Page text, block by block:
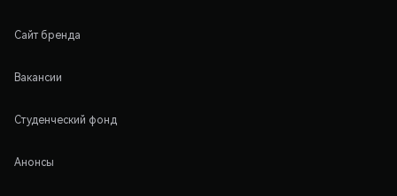
Сайт бренда
Вакансии
Студенческий фонд
Анонсы